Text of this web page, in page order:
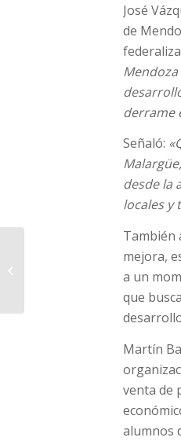
José
de
derrame
Señaló:
desde la
locales y
También
mejora,
a un
que
Martín
venta de
alumnos
radicales aprueban la
Autonomía Municipal,